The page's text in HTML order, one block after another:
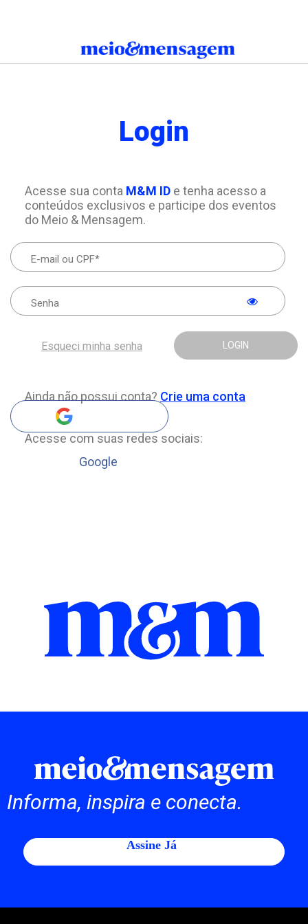
Login
Acesse sua conta M&M IDe tenha acesso a
conteúdos exclusivos e participe dos eventos
do Meio & Mensagem.
LOGIN
Esqueci minha senha
Ainda não possui conta? Crie uma conta
Acesse com suas redes sociais:
Google
Informa, inspira e conecta.
Assine Já